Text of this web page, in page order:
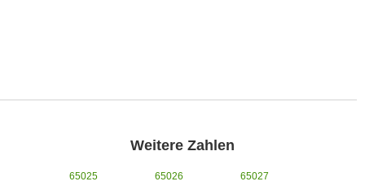
Weitere Zahlen
65025 65026
65027